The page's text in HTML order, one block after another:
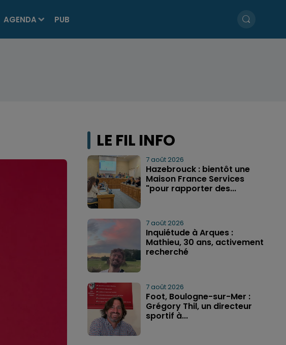
AGENDA PUB
LE FIL INFO
7 août 2026
Hazebrouck : bientôt une
Maison France Services
"pour rapporter des...
7 août 2026
Inquiétude à Arques :
Mathieu, 30 ans, activement
recherché
7 août 2026
Foot, Boulogne-sur-Mer :
Grégory Thil, un directeur
sportif à...